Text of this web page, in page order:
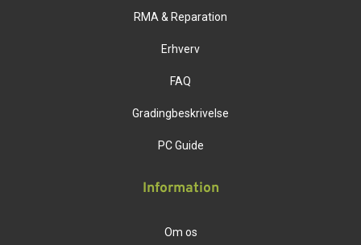
RMA & Reparation
Erhverv
FAQ
Gradingbeskrivelse
PC Guide
Information
Om os